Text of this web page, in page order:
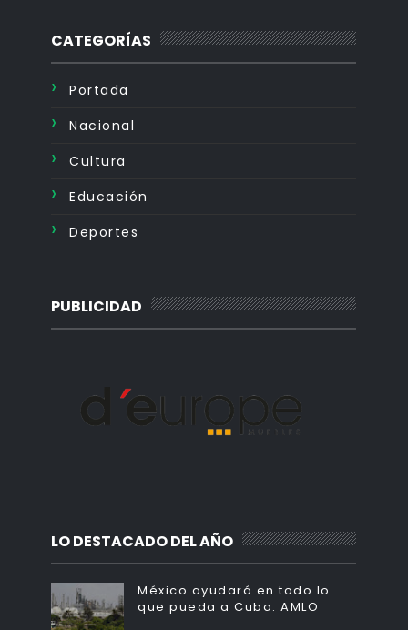
CATEGORÍAS
Portada
Nacional
Cultura
Educación
Deportes
PUBLICIDAD
LO DESTACADO DEL AÑO
México ayudará en todo lo
que pueda a Cuba: AMLO